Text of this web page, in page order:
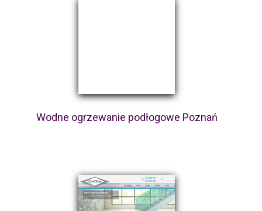
Wodne ogrzewanie podłogowe Poznań